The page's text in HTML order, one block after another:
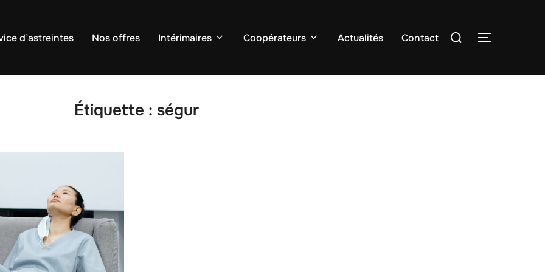
d’astreintes Nos offres Intérimaires Coopérateurs Actualités Contact
Rechercher :
Étiquette : ségur